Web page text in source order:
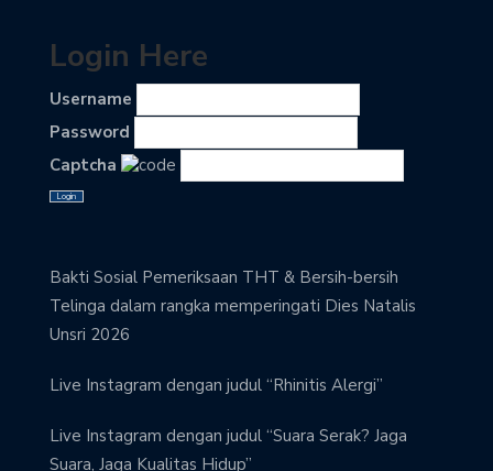
Login Here
Username
Password
Captcha
Bakti Sosial Pemeriksaan THT & Bersih-bersih
Telinga dalam rangka memperingati Dies Natalis
Unsri 2026
Live Instagram dengan judul “Rhinitis Alergi”
Live Instagram dengan judul “Suara Serak? Jaga
Suara, Jaga Kualitas Hidup”